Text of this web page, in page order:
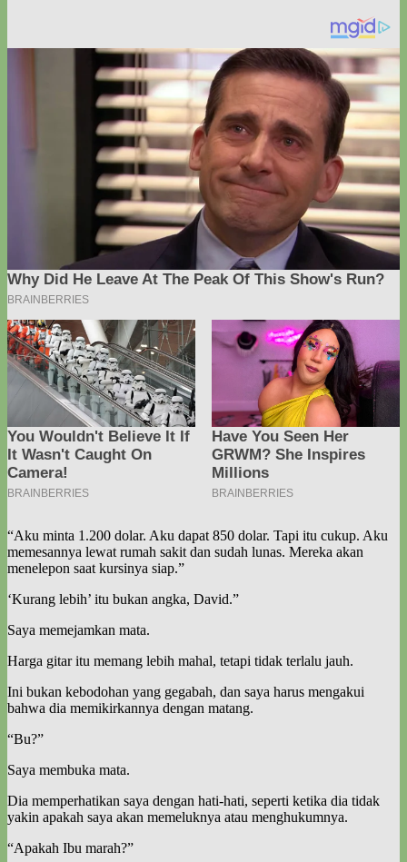
“Aku minta 1.200 dolar. Aku dapat 850 dolar. Tapi itu cukup. Aku
memesannya lewat rumah sakit dan sudah lunas. Mereka akan
menelepon saat kursinya siap.”
‘Kurang lebih’ itu bukan angka, David.”
Saya memejamkan mata.
Harga gitar itu memang lebih mahal, tetapi tidak terlalu jauh.
Ini bukan kebodohan yang gegabah, dan saya harus mengakui
bahwa dia memikirkannya dengan matang.
“Bu?”
Saya membuka mata.
Dia memperhatikan saya dengan hati-hati, seperti ketika dia tidak
yakin apakah saya akan memeluknya atau menghukumnya.
“Apakah Ibu marah?”